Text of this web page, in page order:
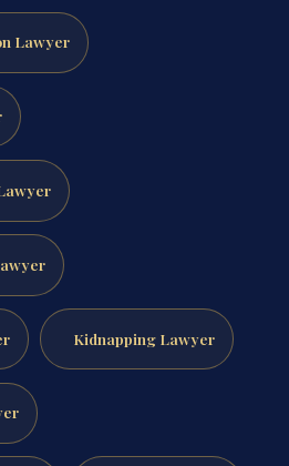
Lawyer
Kidnapping Lawyer